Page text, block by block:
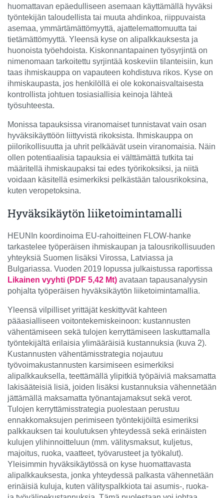
huomattavan epäedulliseen asemaan käyttämällä hyväksi
työntekijän taloudellista tai muuta ahdinkoa, riippuvaista
asemaa, ymmärtämättömyyttä, ajattelemattomuutta tai
tietämättömyyttä. Yleensä kyse on alipalkkauksesta ja
huonoista työehdoista. Kiskonnantapainen työsyrjintä on
nimenomaan tarkoitettu syrjintää koskeviin tilanteisiin, kun
taas ihmiskauppa on vapauteen kohdistuva rikos. Kyse on
ihmiskaupasta, jos henkilöllä ei ole kokonaisvaltaisesta
kontrollista johtuen tosiasiallisia keinoja lähteä
työsuhteesta.
Monissa tapauksissa viranomaiset tunnistavat vain osan
hyväksikäyttöön liittyvistä rikoksista. Ihmiskauppa on
piilorikollisuutta ja uhrit pelkäävät usein viranomaisia. Näin
ollen potentiaalisia tapauksia ei välttämättä tutkita tai
määritellä ihmiskaupaksi tai edes työrikoksiksi, ja niitä
voidaan käsitellä esimerkiksi pelkästään talousrikoksina,
kuten veropetoksina.
Hyväksikäytön liiketoimintamalli
HEUNIn koordinoima EU-rahoitteinen FLOW-hanke
tarkastelee työperäisen ihmiskaupan ja talousrikollisuuden
yhteyksiä Suomen lisäksi Virossa, Latviassa ja
Bulgariassa. Vuoden 2019 lopussa julkaistussa raportissa
Likainen vyyhti (PDF 5,42 Mt) avataan tapausanalyysin
pohjalta työperäisen hyväksikäytön liiketoimintamallia.
Yleensä vilpilliset yrittäjät keskittyvät kahteen
pääasialliseen voitontekemiskeinoon: kustannusten
vähentämiseen sekä tulojen kerryttämiseen laskuttamalla
työntekijältä erilaisia ylimääräisiä kustannuksia (kuva 2).
Kustannusten vähentämisstrategia nojautuu
työvoimakustannusten karsimiseen esimerkiksi
alipalkkauksella, teettämällä ylipitkiä työpäiviä maksamatta
lakisääteisiä lisiä, joiden lisäksi kustannuksia vähennetään
jättämällä maksamatta työnantajamaksut sekä verot.
Tulojen kerryttämisstrategia puolestaan perustuu
ennakkomaksujen perimiseen työntekijöiltä esimeriksi
palkkauksen tai koulutuksen yhteydessä sekä erinäisten
kulujen ylihinnoitteluun (mm. välitysmaksut, kuljetus,
majoitus, ruoka, vaatteet, työvarusteet ja työkalut).
Yleisimmin hyväksikäytössä on kyse huomattavasta
alipalkkauksesta, jonka yhteydessä palkasta vähennetään
erinäisiä kuluja, kuten välityspalkkiota tai asumis-, ruoka-